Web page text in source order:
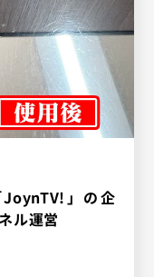
」の企
ル運営